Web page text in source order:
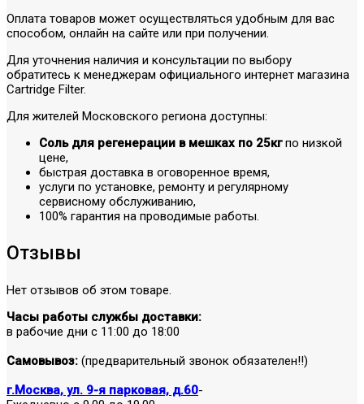
Оплата товаров может осуществляться удобным для вас
способом, онлайн на сайте или при получении.
Для уточнения наличия и консультации по выбору
обратитесь к менеджерам официального интернет магазина
Cartridge Filter.
Для жителей Московского региона доступны:
Соль для регенерации в мешках по 25кгпо низкой
цене,
быстрая доставка в оговоренное время,
услуги по установке, ремонту и регулярному
сервисному обслуживанию,
100% гарантия на проводимые работы.
Отзывы
Нет отзывов об этом товаре.
Часы работы службы доставки:
в рабочие дни с 11:00 до 18:00
Самовывоз: (предварительный звонок обязателен!!)
г.Москва, ул. 9-я парковая, д.60-